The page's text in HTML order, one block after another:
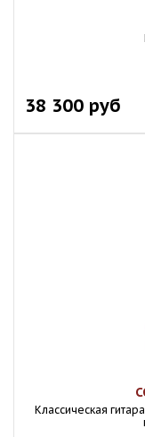
38 300 руб
Классическая